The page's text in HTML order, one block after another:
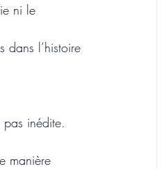
ni le
dans l’histoire
pas inédite.
manière